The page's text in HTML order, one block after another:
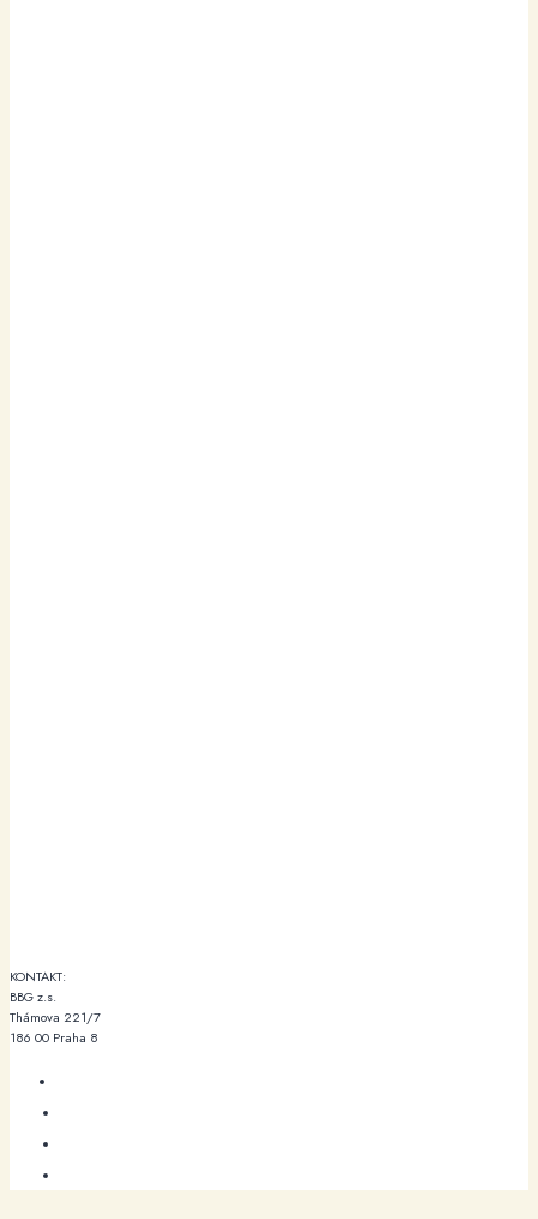
KONTAKT:
BBG z.s.
Thámova 221/7
186 00 Praha 8